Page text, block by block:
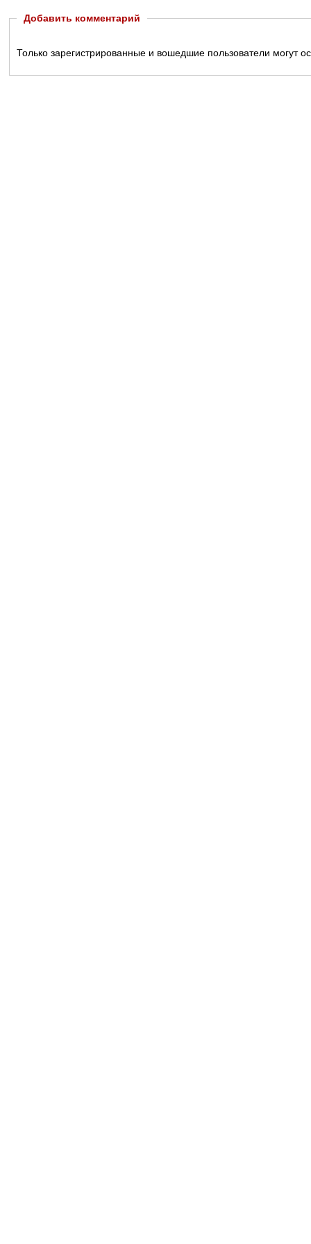
Добавить комментарий
Только зарегистрированные и вошедшие пользователи могут